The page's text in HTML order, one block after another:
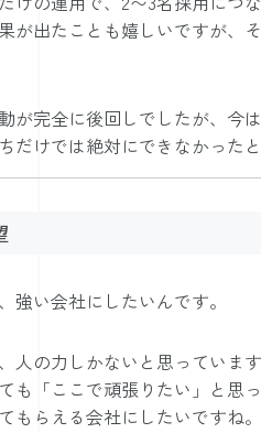
が出たことも嬉しいですが、
が完全に後回しでしたが、今
だけでは絶対にできなかったと
強い会社にしたいんです。
人の力しかないと思っています
も「ここで頑張りたい」と思
もらえる会社にしたいですね。